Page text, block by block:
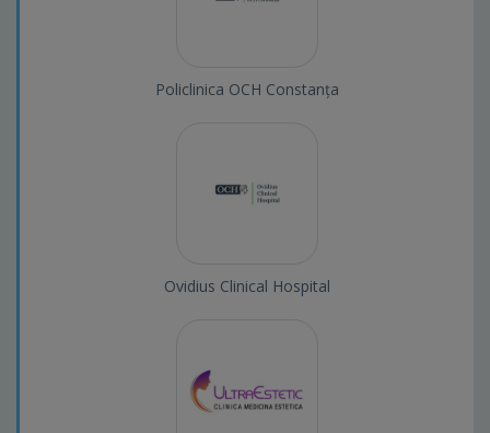
Policlinica OCH Constanța
Ovidius Clinical Hospital